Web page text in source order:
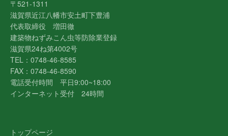
〒521-1311
滋賀県近江八幡市安土町下豊浦
代表取締役 増田徹
建築物ねずみこん虫等防除業登録
滋賀県24ね第4002号
TEL：0748-46-8585
FAX：0748-46-8590
電話受付時間 平日9:00~18:00
インターネット受付 24時間
トップページ